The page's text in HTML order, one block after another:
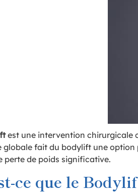
est une intervention chirurgicale
globale fait du bodylift une option
perte de poids significative.
ce que le